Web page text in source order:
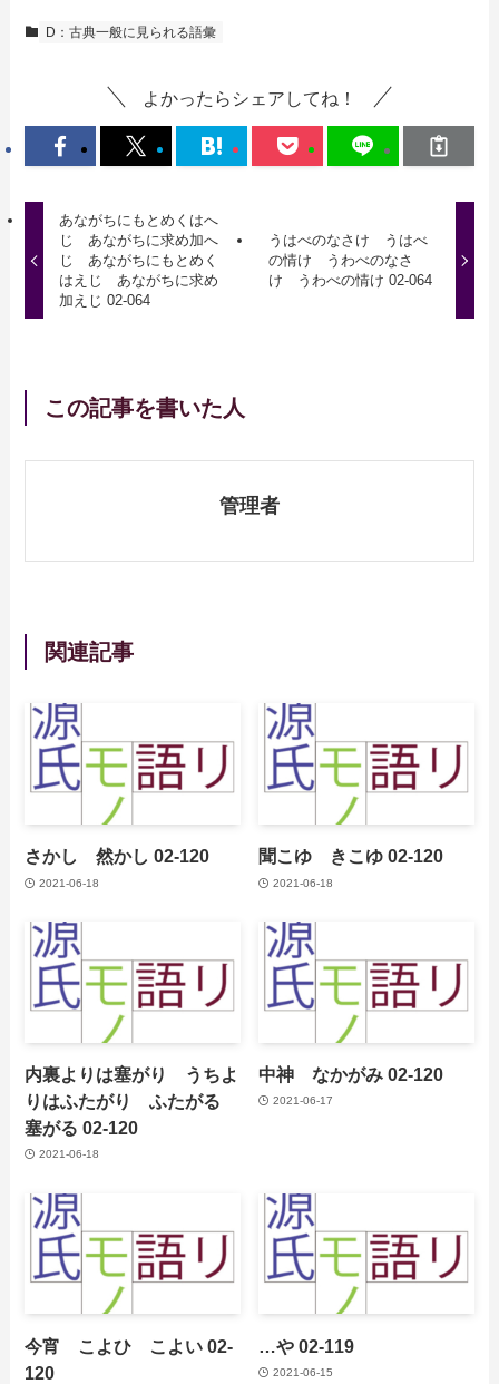
D：古典一般に見られる語彙
よかったらシェアしてね！
あながちにもとめくはへ
じ あながちに求め加へ
じ あながちにもとめく
はえじ あながちに求め
加えじ 02-064
うはべのなさけ うはべ
の情け うわべのなさ
け うわべの情け 02-064
この記事を書いた人
管理者
関連記事
さかし 然かし 02-120
2021-06-18
聞こゆ きこゆ 02-120
2021-06-18
内裏よりは塞がり うちよ
りはふたがり ふたがる
塞がる 02-120
2021-06-18
中神 なかがみ 02-120
2021-06-17
今宵 こよひ こよい 02-
120
…や 02-119
2021-06-15